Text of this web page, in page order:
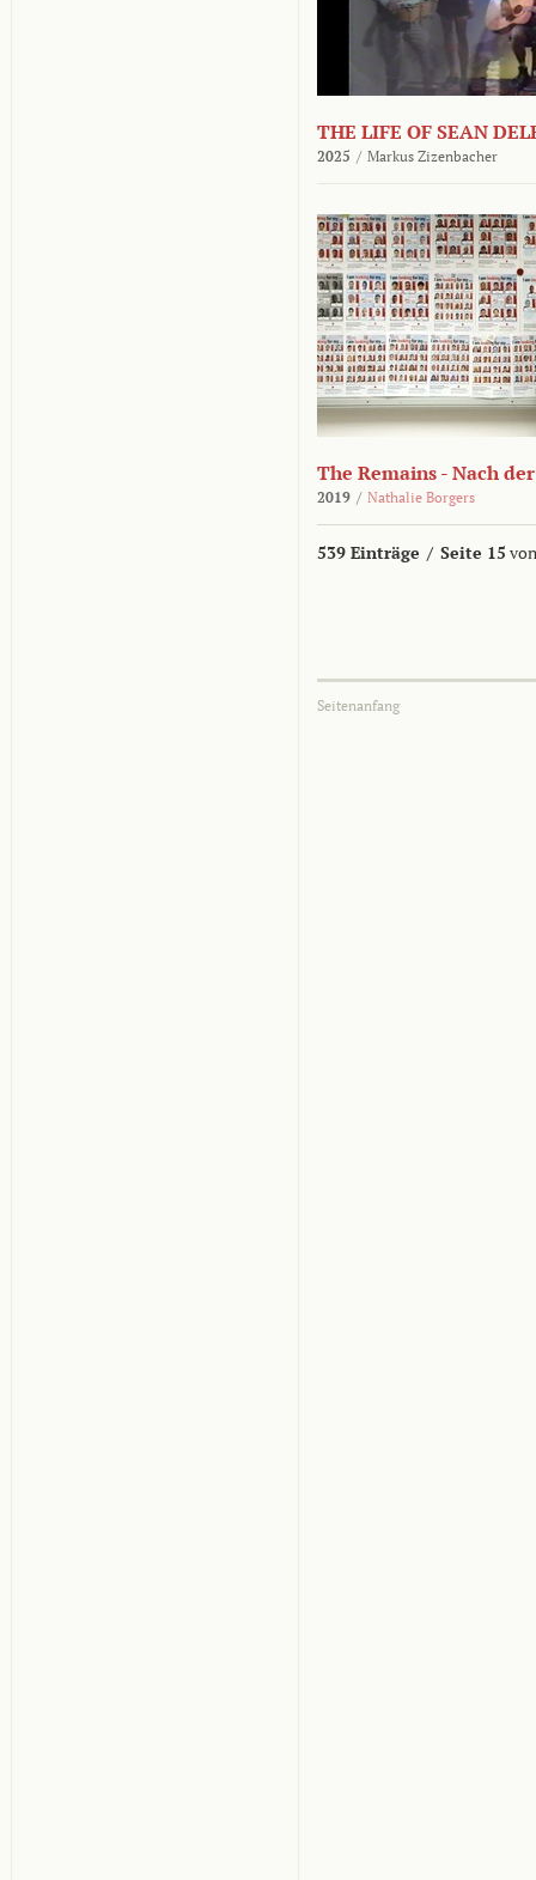
THE LIFE OF SEAN
2025 / Markus Zizenbacher
The Remains - Nach
2019 / Nathalie Borgers
539 Einträge / Seite 15
Seitenanfang